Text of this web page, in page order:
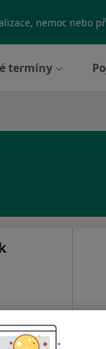
nemoc nebo
termíny